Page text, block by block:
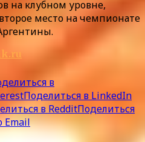
на клубном уровне,
место на чемпионате
в
Поделиться в LinkedIn
в RedditПоделиться
Email